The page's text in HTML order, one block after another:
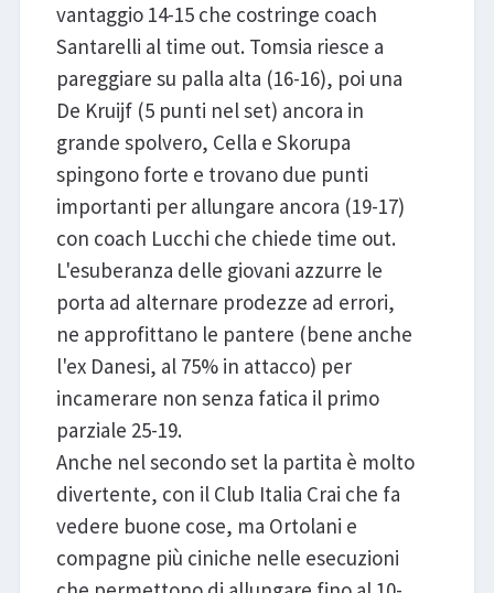
vantaggio 14-15 che costringe coach
Santarelli al time out. Tomsia riesce a
pareggiare su palla alta (16-16), poi una
De Kruijf (5 punti nel set) ancora in
grande spolvero, Cella e Skorupa
spingono forte e trovano due punti
importanti per allungare ancora (19-17)
con coach Lucchi che chiede time out.
L'esuberanza delle giovani azzurre le
porta ad alternare prodezze ad errori,
ne approfittano le pantere (bene anche
l'ex Danesi, al 75% in attacco) per
incamerare non senza fatica il primo
parziale 25-19.
Anche nel secondo set la partita è molto
divertente, con il Club Italia Crai che fa
vedere buone cose, ma Ortolani e
compagne più ciniche nelle esecuzioni